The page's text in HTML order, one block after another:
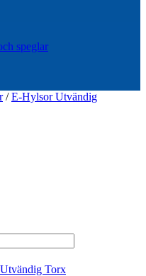
speglar
/E-Hylsor Utvändig
Torx